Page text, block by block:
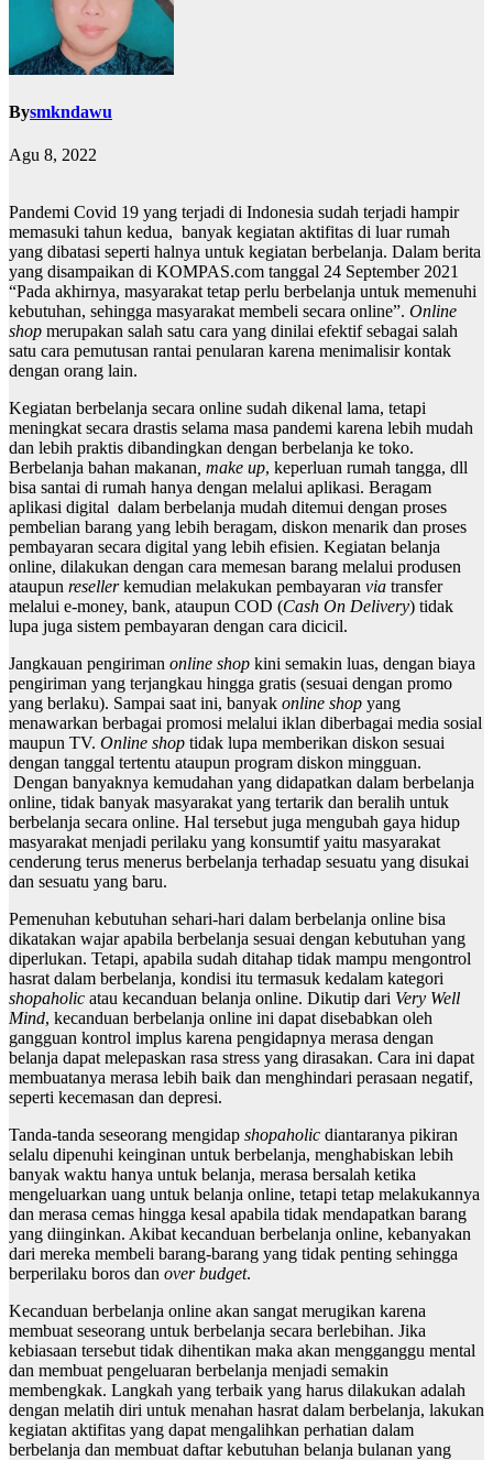
Bysmkndawu
Agu 8, 2022
Pandemi Covid 19 yang terjadi di Indonesia sudah terjadi hampir
memasuki tahun kedua, banyak kegiatan aktifitas di luar rumah
yang dibatasi seperti halnya untuk kegiatan berbelanja. Dalam berita
yang disampaikan di KOMPAS.com tanggal 24 September 2021
“Pada akhirnya, masyarakat tetap perlu berbelanja untuk memenuhi
kebutuhan, sehingga masyarakat membeli secara online”. Online
shop merupakan salah satu cara yang dinilai efektif sebagai salah
satu cara pemutusan rantai penularan karena menimalisir kontak
dengan orang lain.
Kegiatan berbelanja secara online sudah dikenal lama, tetapi
meningkat secara drastis selama masa pandemi karena lebih mudah
dan lebih praktis dibandingkan dengan berbelanja ke toko.
Berbelanja bahan makanan, make up, keperluan rumah tangga, dll
bisa santai di rumah hanya dengan melalui aplikasi. Beragam
aplikasi digital dalam berbelanja mudah ditemui dengan proses
pembelian barang yang lebih beragam, diskon menarik dan proses
pembayaran secara digital yang lebih efisien. Kegiatan belanja
online, dilakukan dengan cara memesan barang melalui produsen
ataupun resellerkemudian melakukan pembayaran via transfer
melalui e-money, bank, ataupun COD (Cash On Delivery) tidak
lupa juga sistem pembayaran dengan cara dicicil.
Jangkauan pengiriman online shop kini semakin luas, dengan biaya
pengiriman yang terjangkau hingga gratis (sesuai dengan promo
yang berlaku). Sampai saat ini, banyak online shop yang
menawarkan berbagai promosi melalui iklan diberbagai media sosial
maupun TV. Online shop tidak lupa memberikan diskon sesuai
dengan tanggal tertentu ataupun program diskon mingguan.
Dengan banyaknya kemudahan yang didapatkan dalam berbelanja
online, tidak banyak masyarakat yang tertarik dan beralih untuk
berbelanja secara online. Hal tersebut juga mengubah gaya hidup
masyarakat menjadi perilaku yang konsumtif yaitu masyarakat
cenderung terus menerus berbelanja terhadap sesuatu yang disukai
dan sesuatu yang baru.
Pemenuhan kebutuhan sehari-hari dalam berbelanja online bisa
dikatakan wajar apabila berbelanja sesuai dengan kebutuhan yang
diperlukan. Tetapi, apabila sudah ditahap tidak mampu mengontrol
hasrat dalam berbelanja, kondisi itu termasuk kedalam kategori
shopaholic atau kecanduan belanja online. Dikutip dari Very Well
Mind, kecanduan berbelanja online ini dapat disebabkan oleh
gangguan kontrol implus karena pengidapnya merasa dengan
belanja dapat melepaskan rasa stress yang dirasakan. Cara ini dapat
membuatanya merasa lebih baik dan menghindari perasaan negatif,
seperti kecemasan dan depresi.
Tanda-tanda seseorang mengidap shopaholic diantaranya pikiran
selalu dipenuhi keinginan untuk berbelanja, menghabiskan lebih
banyak waktu hanya untuk belanja, merasa bersalah ketika
mengeluarkan uang untuk belanja online, tetapi tetap melakukannya
dan merasa cemas hingga kesal apabila tidak mendapatkan barang
yang diinginkan. Akibat kecanduan berbelanja online, kebanyakan
dari mereka membeli barang-barang yang tidak penting sehingga
berperilaku boros dan over budget.
Kecanduan berbelanja online akan sangat merugikan karena
membuat seseorang untuk berbelanja secara berlebihan. Jika
kebiasaan tersebut tidak dihentikan maka akan mengganggu mental
dan membuat pengeluaran berbelanja menjadi semakin
membengkak. Langkah yang terbaik yang harus dilakukan adalah
dengan melatih diri untuk menahan hasrat dalam berbelanja, lakukan
kegiatan aktifitas yang dapat mengalihkan perhatian dalam
berbelanja dan membuat daftar kebutuhan belanja bulanan yang